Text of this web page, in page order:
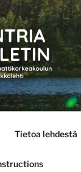
Tietoa lehdestä